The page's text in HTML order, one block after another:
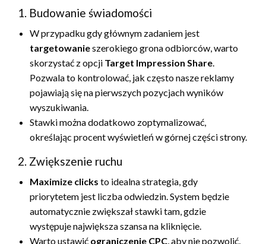
1. Budowanie świadomości
W przypadku gdy głównym zadaniem jest
targetowanieszerokiego grona odbiorców, warto
skorzystać z opcji Target Impression Share.
Pozwala to kontrolować, jak często nasze reklamy
pojawiają się na pierwszych pozycjach wyników
wyszukiwania.
Stawki można dodatkowo zoptymalizować,
określając procent wyświetleń w górnej części strony.
2. Zwiększenie ruchu
Maximize clicks to idealna strategia, gdy
priorytetem jest liczba odwiedzin. System będzie
automatycznie zwiększał stawki tam, gdzie
występuje największa szansa na kliknięcie.
Warto ustawić ograniczenie CPC, aby nie pozwolić,